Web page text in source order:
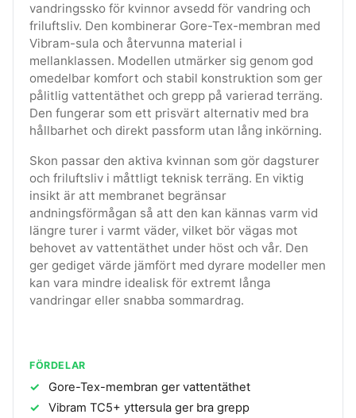
vandringssko för kvinnor avsedd för vandring och
friluftsliv. Den kombinerar Gore-Tex-membran med
Vibram-sula och återvunna material i
mellanklassen. Modellen utmärker sig genom god
omedelbar komfort och stabil konstruktion som ger
pålitlig vattentäthet och grepp på varierad terräng.
Den fungerar som ett prisvärt alternativ med bra
hållbarhet och direkt passform utan lång inkörning.
Skon passar den aktiva kvinnan som gör dagsturer
och friluftsliv i måttligt teknisk terräng. En viktig
insikt är att membranet begränsar
andningsförmågan så att den kan kännas varm vid
längre turer i varmt väder, vilket bör vägas mot
behovet av vattentäthet under höst och vår. Den
ger gediget värde jämfört med dyrare modeller men
kan vara mindre idealisk för extremt långa
vandringar eller snabba sommardrag.
FÖRDELAR
Gore-Tex-membran ger vattentäthet
Vibram TC5+ yttersula ger bra grepp